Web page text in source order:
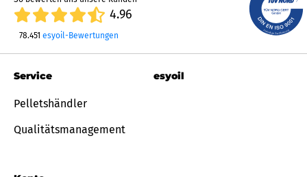
4.96
78.451 esyoil-Bewertungen
Service
Pelletshändler
Qualitätsmanagement
esyoil